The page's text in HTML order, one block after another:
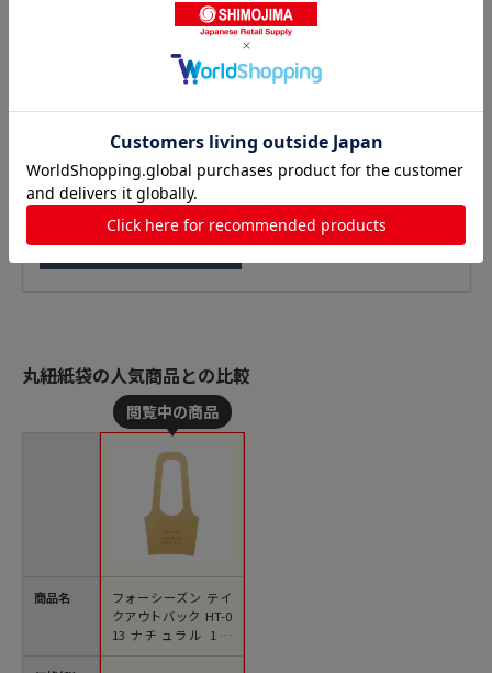
丸紐紙袋の人気商品との比較
商品名
フォーシーズン テイ
クアウトバック HT-0
13 ナチュラル 1個
（ご注文単位20個）